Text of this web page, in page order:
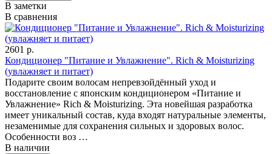
В заметки
В сравнения
2601 р.
Кондиционер "Питание и Увлажнение". Rich & Moisturizing
(увлажняет и питает)
Подарите своим волосам непревзойдённый уход и
восстановление с японским кондиционером «Питание и
Увлажнение» Rich & Moisturizing. Эта новейшая разработка
имеет уникальный состав, куда входят натуральные элементы,
незаменимые для сохранения сильных и здоровых волос.
Особенности воз …
В наличии